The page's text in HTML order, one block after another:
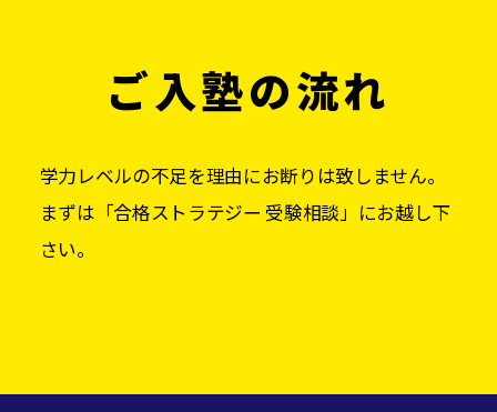
ご入塾の流れ
学力レベルの不足を理由にお断りは致しません。
まずは「合格ストラテジー 受験相談」にお越し下
さい。